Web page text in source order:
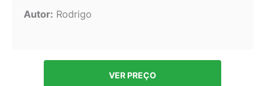
Autor: Rodrigo
VER PREÇO